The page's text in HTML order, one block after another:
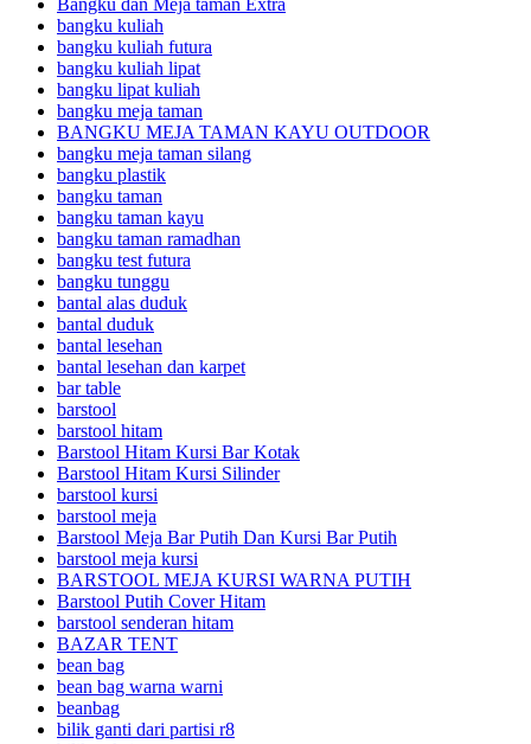
Bangku dan Meja taman Extra
bangku kuliah
bangku kuliah futura
bangku kuliah lipat
bangku lipat kuliah
bangku meja taman
BANGKU MEJA TAMAN KAYU OUTDOOR
bangku meja taman silang
bangku plastik
bangku taman
bangku taman kayu
bangku taman ramadhan
bangku test futura
bangku tunggu
bantal alas duduk
bantal duduk
bantal lesehan
bantal lesehan dan karpet
bar table
barstool
barstool hitam
Barstool Hitam Kursi Bar Kotak
Barstool Hitam Kursi Silinder
barstool kursi
barstool meja
Barstool Meja Bar Putih Dan Kursi Bar Putih
barstool meja kursi
BARSTOOL MEJA KURSI WARNA PUTIH
Barstool Putih Cover Hitam
barstool senderan hitam
BAZAR TENT
bean bag
bean bag warna warni
beanbag
bilik ganti dari partisi r8